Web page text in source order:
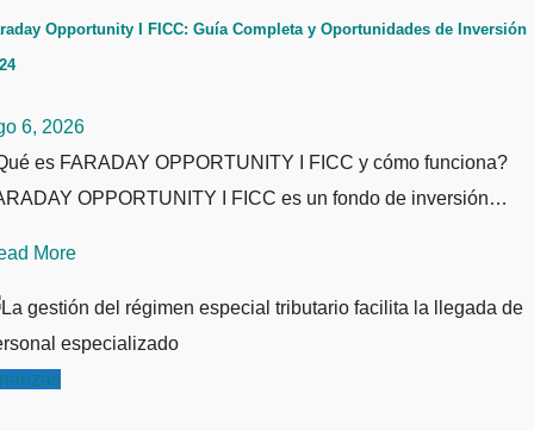
Opportunity I FICC: Guía Completa y Oportunidades de Inversión
6, 2026
es FARADAY OPPORTUNITY I FICC y cómo funciona?
OPPORTUNITY I FICC es un fondo de inversión…
More